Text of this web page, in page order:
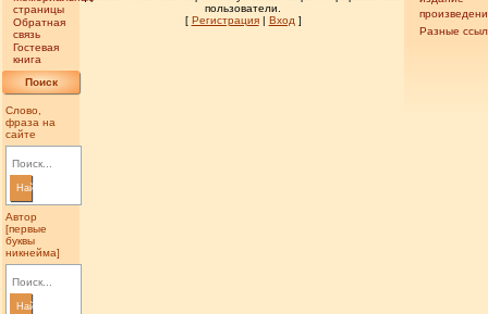
страницы
Обратная
связь
Гостевая
книга
Поиск
Слово,
фраза на
сайте
Найти
Автор
[первые
буквы
никнейма]
Найти
Разные
пользователи.
[ Регистрация| Вход ]